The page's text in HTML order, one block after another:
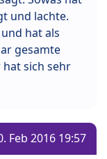
und lachte.
hat als
gesamte
sich sehr
Feb 2016 19:57